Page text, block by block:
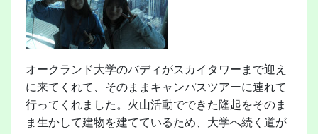
オークランド大学のバディがスカイタワーまで迎え
に来てくれて、そのままキャンパスツアーに連れて
行ってくれました。火山活動でできた隆起をそのま
ま生かして建物を建てているため、大学へ続く道が